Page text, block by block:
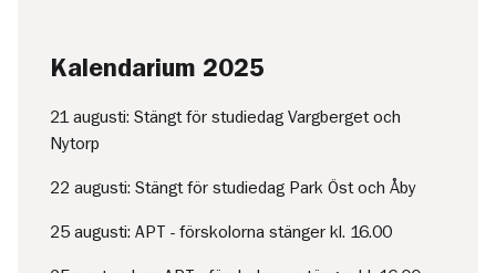
Kalendarium 2025
21 augusti: Stängt för studiedag Vargberget och
Nytorp
22 augusti: Stängt för studiedag Park Öst och Åby
25 augusti: APT - förskolorna stänger kl. 16.00